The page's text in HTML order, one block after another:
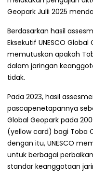
Geopark Julii 2025
Berdasarkan hasil
Eksekutif UNESCO
memutuskan apakah
dalam jaringan
tidak.
Pada 2023, hasil
pascapenetapannya
Global Geopark pada
(yellow card) bagi Toba
dengan itu, UNESCO
untuk berbagai
standar keanggotaan